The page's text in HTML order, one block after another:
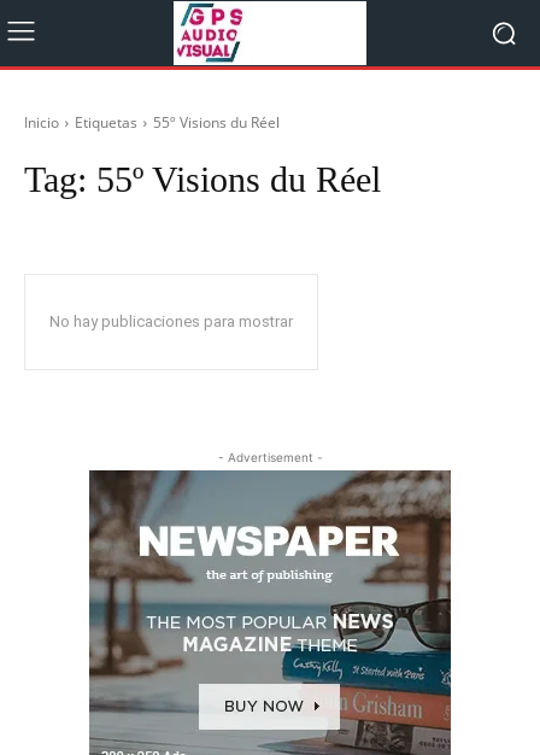
Inicio Etiquetas 55º Visions du Réel
Tag: 55º Visions du Réel
No hay publicaciones para mostrar
- Advertisement -